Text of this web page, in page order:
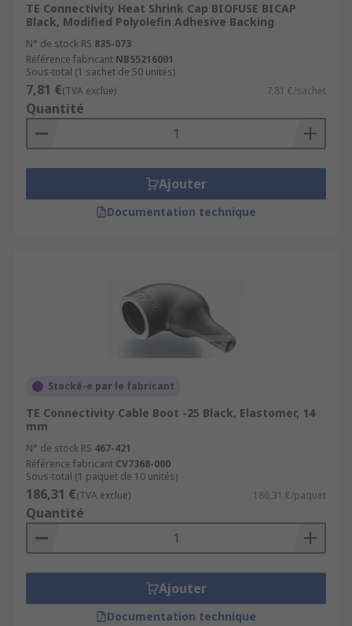
TE Connectivity Heat Shrink Cap BIOFUSE BICAP
Black, Modified Polyolefin Adhesive Backing
N° de stock RS 835-073
Référence fabricant NB55216001
Sous-total (1 sachet de 50 unités)
7,81 €(TVA exclue) 7,81 €/sachet
Quantité
Ajouter
Documentation technique
Stocké-e par le fabricant
TE Connectivity Cable Boot -25 Black, Elastomer, 14
mm
N° de stock RS 467-421
Référence fabricant CV7368-000
Sous-total (1 paquet de 10 unités)
186,31 €(TVA exclue) 186,31 €/paquet
Quantité
Ajouter
Documentation technique